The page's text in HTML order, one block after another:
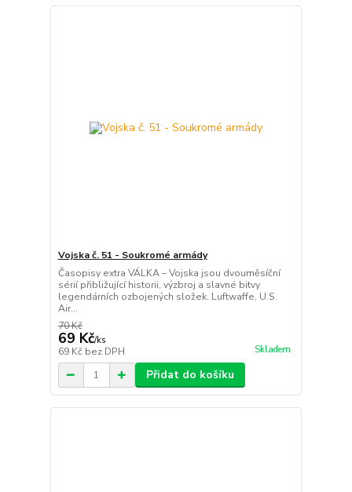
Vojska č. 51 - Soukromé armády
Časopisy extra VÁLKA – Vojska jsou dvouměsíční
sérií přibližující historii, výzbroj a slavné bitvy
legendárních ozbojených složek. Luftwaffe, U.S.
Air...
70 Kč
69 Kč/ks
69 Kč bez DPH Skladem
Přidat do košíku